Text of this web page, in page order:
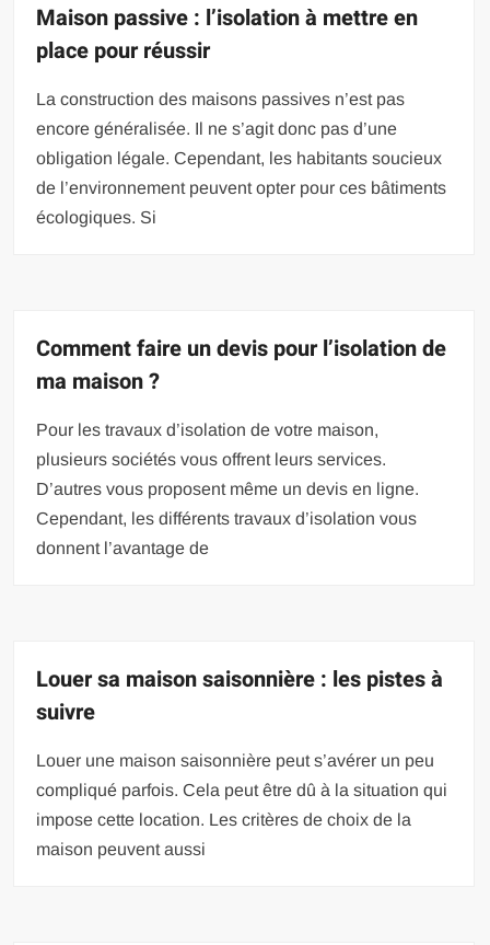
Maison passive : l’isolation à mettre en
place pour réussir
La construction des maisons passives n’est pas
encore généralisée. Il ne s’agit donc pas d’une
obligation légale. Cependant, les habitants soucieux
de l’environnement peuvent opter pour ces bâtiments
écologiques. Si
Comment faire un devis pour l’isolation de
ma maison ?
Pour les travaux d’isolation de votre maison,
plusieurs sociétés vous offrent leurs services.
D’autres vous proposent même un devis en ligne.
Cependant, les différents travaux d’isolation vous
donnent l’avantage de
Louer sa maison saisonnière : les pistes à
suivre
Louer une maison saisonnière peut s’avérer un peu
compliqué parfois. Cela peut être dû à la situation qui
impose cette location. Les critères de choix de la
maison peuvent aussi